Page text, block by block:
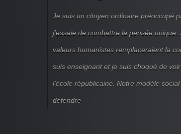
Je suis un citoyen ordinaire préoccupé
j'essaie de combattre la pensée
valeurs humanistes remplaceraient la
suis enseignant et je suis choqué de
l’école républicaine. Notre modèle
défendre